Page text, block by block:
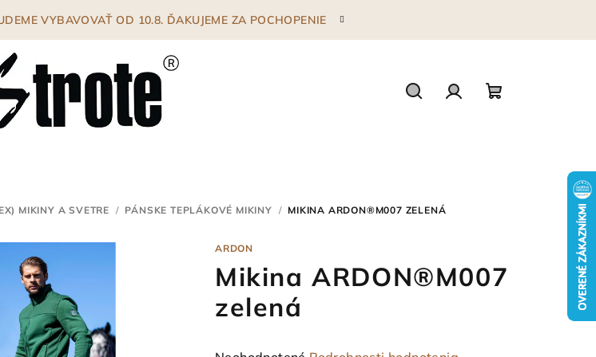
VYBAVOVAŤ OD 10.8. ĎAKUJEME ZA POCHOPENIE
MIKINY A SVETRE / PÁNSKE TEPLÁKOVÉ MIKINY / MIKINA ARDON®M007 ZELENÁ
ARDON
Mikina ARDON®M007
zelená